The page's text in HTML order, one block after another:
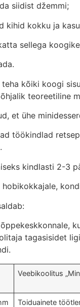
siidist džemmi;
kihid kokku ja
sellega
teha kõiki koogi
teoreetiline
et ühe
töökindlad
kindlasti 2-3
hobikokkajale,
tagasisidet
Veebikoolitus
Toiduainete